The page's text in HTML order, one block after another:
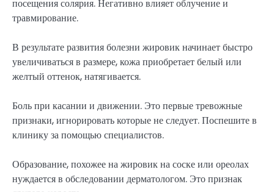
посещения солярия. Негативно влияет облучение и
травмирование.
В результате развития болезни жировик начинает быстро
увеличиваться в размере, кожа приобретает белый или
желтый оттенок, натягивается.
Боль при касании и движении. Это первые тревожные
признаки, игнорировать которые не следует. Поспешите в
клинику за помощью специалистов.
Образование, похожее на жировик на соске или ореолах
нуждается в обследовании дерматологом. Это признак